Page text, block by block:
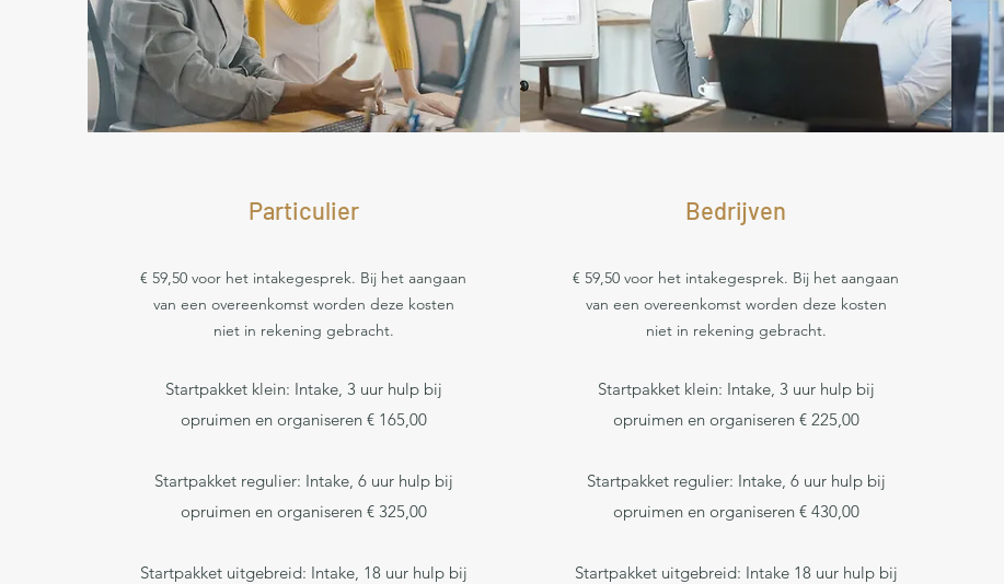
Particulier
€ 59,50 voor het intakegesprek. Bij het aangaan
van een overeenkomst worden deze kosten
niet in rekening gebracht.
Startpakket klein: Intake, 3 uur hulp bij
opruimen en organiseren € 165,00
Startpakket regulier: Intake, 6 uur hulp bij
opruimen en organiseren € 325,00
Startpakket uitgebreid: Intake, 18 uur hulp bij
Bedrijven
€ 59,50 voor het intakegesprek. Bij het aangaan
van een overeenkomst worden deze kosten
niet in rekening gebracht.
Startpakket klein: Intake, 3 uur hulp bij
opruimen en organiseren € 225,00
Startpakket regulier: Intake, 6 uur hulp bij
opruimen en organiseren € 430,00
Startpakket uitgebreid: Intake 18 uur hulp bij